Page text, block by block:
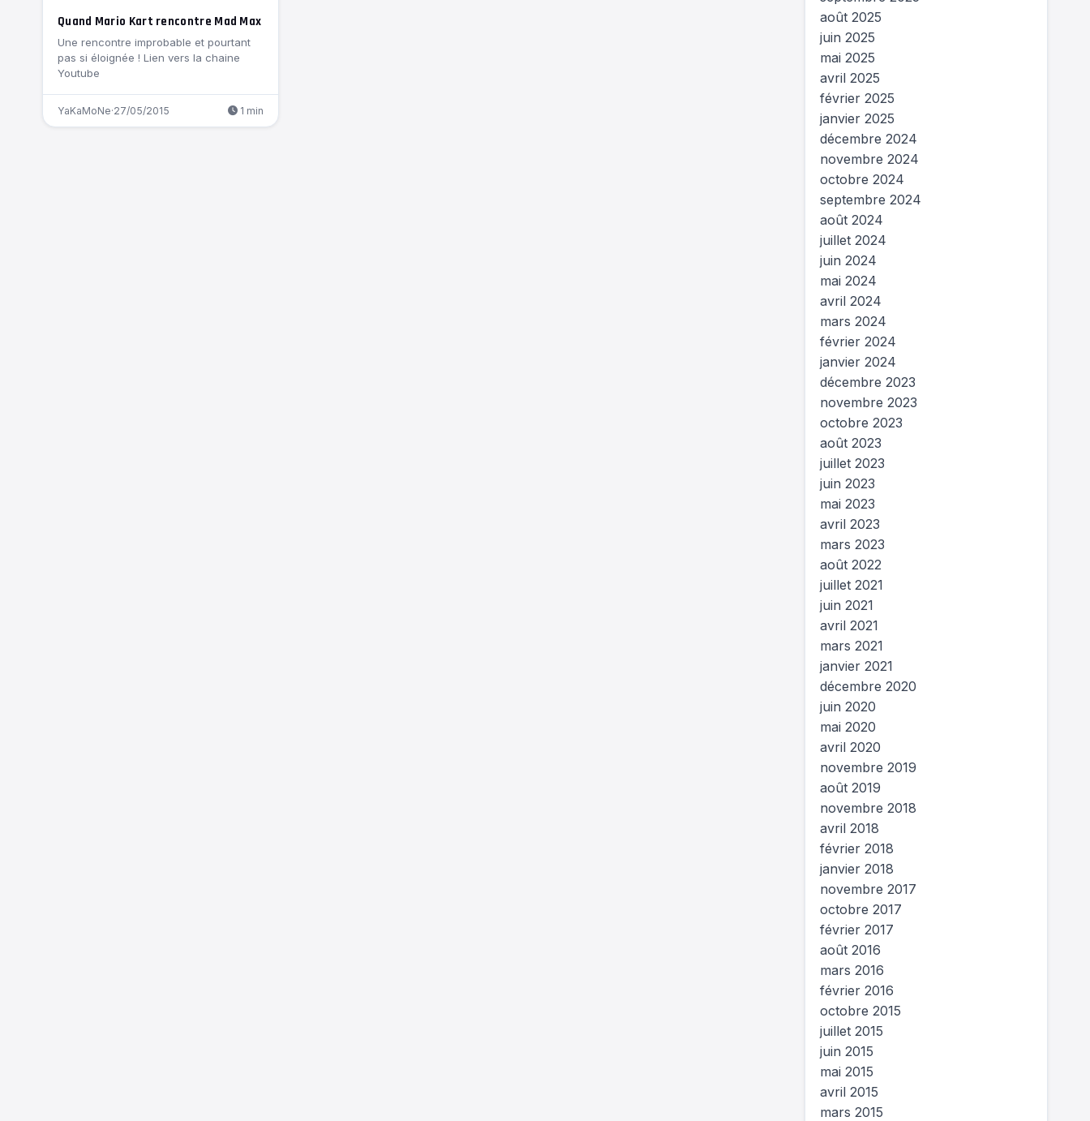
Quand Mario Kart rencontre Mad Max
Une rencontre improbable et pourtant
pas si éloignée ! Lien vers la chaine
Youtube
YaKaMoNe·27/05/2015 1 min
août 2025
juin 2025
mai 2025
avril 2025
février 2025
janvier 2025
décembre 2024
novembre 2024
octobre 2024
septembre 2024
août 2024
juillet 2024
juin 2024
mai 2024
avril 2024
mars 2024
février 2024
janvier 2024
décembre 2023
novembre 2023
octobre 2023
août 2023
juillet 2023
juin 2023
mai 2023
avril 2023
mars 2023
août 2022
juillet 2021
juin 2021
avril 2021
mars 2021
janvier 2021
décembre 2020
juin 2020
mai 2020
avril 2020
novembre 2019
août 2019
novembre 2018
avril 2018
février 2018
janvier 2018
novembre 2017
octobre 2017
février 2017
août 2016
mars 2016
février 2016
octobre 2015
juillet 2015
juin 2015
mai 2015
avril 2015
mars 2015